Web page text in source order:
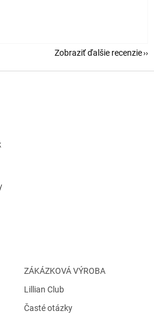
hviezdičiek.
Zobraziť ďalšie recenzie
ZÁKÁZKOVÁ VÝROBA
Lillian Club
Časté otázky